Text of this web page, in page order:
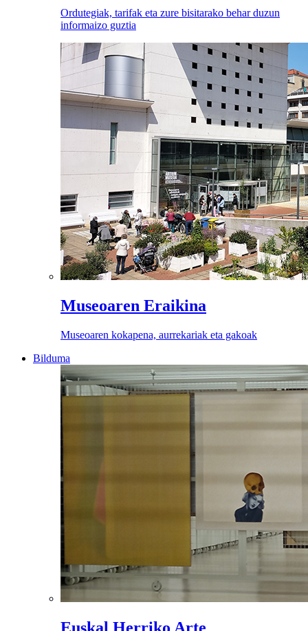
Ordutegiak, tarifak eta zure bisitarako behar duzun
informaizo guztia
Museoaren Eraikina
Museoaren kokapena, aurrekariak eta gakoak
Bilduma